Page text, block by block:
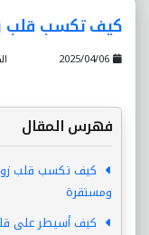
كيف تكسب قلب
فهرس المقال
كيف تكسب قلب
ومستقرة
كيف أسيطر على